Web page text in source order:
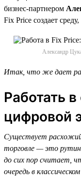
бизнес-партнером
Fix Price создает
Александр
Итак, что же дает
Работать
цифровой
Существует
торговле — это
до сих пор считает,
очередь в